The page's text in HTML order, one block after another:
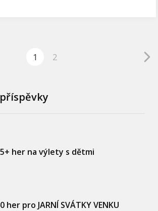
1 2
her na výlety s dětmi
her pro JARNÍ SVÁTKY VENKU